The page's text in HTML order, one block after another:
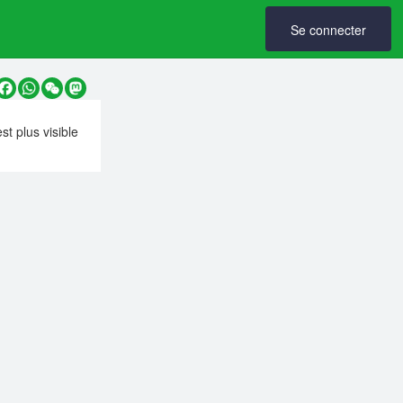
Se connecter
Facebook
WhatsApp
WeChatMastodon
plus visible